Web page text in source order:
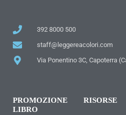
392 8000 500
staff@leggereacolori.com
Via Ponentino 3C, Capoterra
PROMOZIONE
LIBRO
RISORSE